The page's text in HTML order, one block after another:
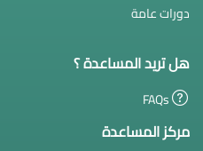
دورات عامة
هل تريد المساعدة ؟
مركز المساعدة